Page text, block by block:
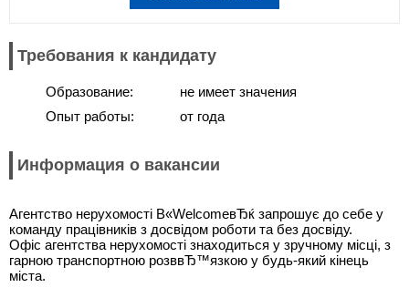
Требования к кандидату
Образование:
Опыт работы:
не имеет значения
от года
Информация о вакансии
Агентство нерухомості В«WelcomeвЂќ запрошує до себе у
команду працівників з досвідом роботи та без досвіду.
Офіс агентства нерухомості знаходиться у зручному місці, з
гарною транспортною розввЂ™язкою у будь-який кінець
міста.